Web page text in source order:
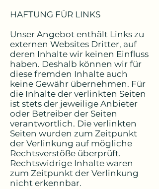
HAFTUNG FÜR LINKS
Unser Angebot enthält Links zu
externen Websites Dritter, auf
deren Inhalte wir keinen Einfluss
haben. Deshalb können wir für
diese fremden Inhalte auch
keine Gewähr übernehmen. Für
die Inhalte der verlinkten Seiten
ist stets der jeweilige Anbieter
oder Betreiber der Seiten
verantwortlich. Die verlinkten
Seiten wurden zum Zeitpunkt
der Verlinkung auf mögliche
Rechtsverstöße überprüft.
Rechtswidrige Inhalte waren
zum Zeitpunkt der Verlinkung
nicht erkennbar.